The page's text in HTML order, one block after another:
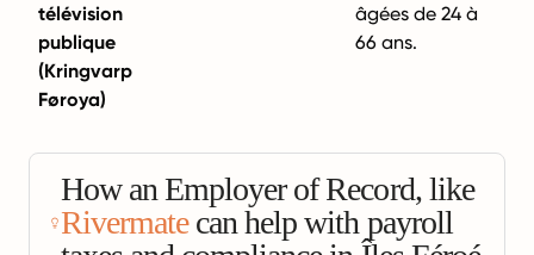
télévision
publique
(Kringvarp
Føroya)
âgées de 24 à
66 ans.
How an Employer of Record, like
Rivermatecan help with payroll